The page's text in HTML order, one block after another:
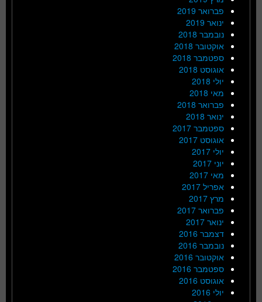
פברואר 2019
ינואר 2019
נובמבר 2018
אוקטובר 2018
ספטמבר 2018
אוגוסט 2018
יולי 2018
מאי 2018
פברואר 2018
ינואר 2018
ספטמבר 2017
אוגוסט 2017
יולי 2017
יוני 2017
מאי 2017
אפריל 2017
מרץ 2017
פברואר 2017
ינואר 2017
דצמבר 2016
נובמבר 2016
אוקטובר 2016
ספטמבר 2016
אוגוסט 2016
יולי 2016